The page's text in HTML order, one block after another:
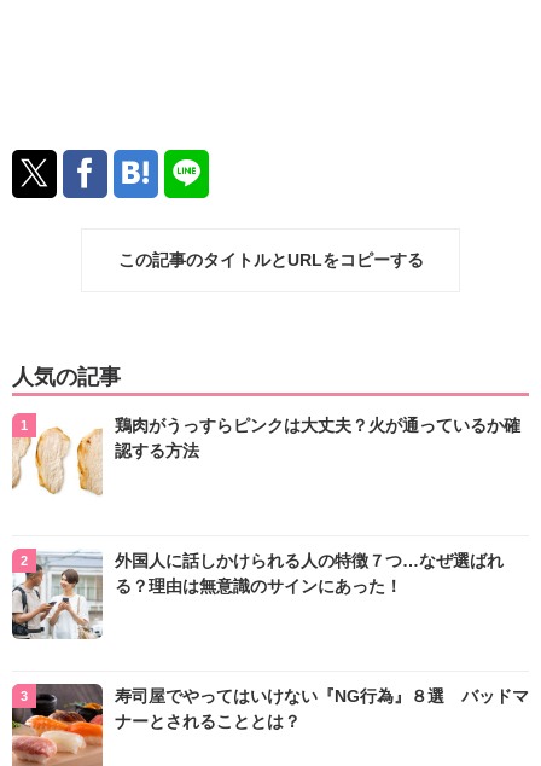
この記事のタイトルとURLをコピーする
人気の記事
鶏肉がうっすらピンクは大丈夫？火が通っているか確
認する方法
外国人に話しかけられる人の特徴７つ…なぜ選ばれ
る？理由は無意識のサインにあった！
寿司屋でやってはいけない『NG行為』８選 バッドマ
ナーとされることとは？